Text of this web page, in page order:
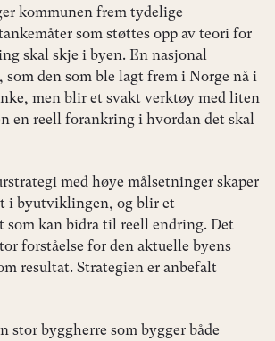
kommunen frem tydelige
som støttes opp av teori for
skal skje i byen. En nasjonal
den som ble lagt frem i Norge nå i
men blir et svakt verktøy med liten
en reell forankring i hvordan det skal
med høye målsetninger skaper
i byutviklingen, og blir et
som kan bidra til reell endring. Det
forståelse for den aktuelle byens
resultat. Strategien er anbefalt
stor byggherre som bygger både